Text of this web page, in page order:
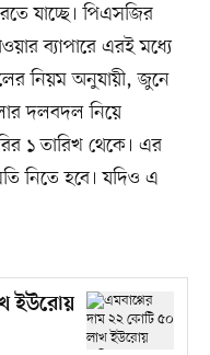
যাচ্ছে। পিএসজির
ব্যাপারে এরই মধ্যে
নিয়ম অনুযায়ী, জুনে
দলবদল নিয়ে
১ তারিখ থেকে। এর
নিতে হবে। যদিও এ
ইউরোয়